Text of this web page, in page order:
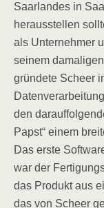
Saarlandes in
herausstellen
als Unternehmer
seinem
gründete Scheer
den
Papst“ einem
Das erste
war der
das Produkt aus
das von Scheer